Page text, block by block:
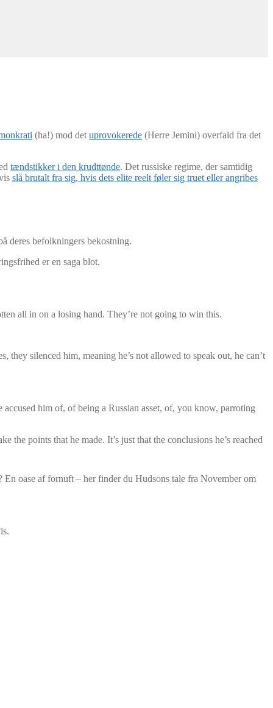
(ha!) mod det uprovokerede (Herre Jemini) overfald fra det
tændstikker i den krudttønde. Det russiske regime, der samtidig
slå brutalt fra sig, hvis dets elite reelt føler sig truet eller angribes
deres befolkningers bekostning.
er en saga blot.
all in on a losing hand. They’re not going to win this.
silenced him, meaning he’s not allowed to speak out, he can’t
him of, of being a Russian asset, of, you know, parroting
the points that he made. It’s just that the conclusions he’s reached
oase af fornuft – her finder du Hudsons tale fra November om